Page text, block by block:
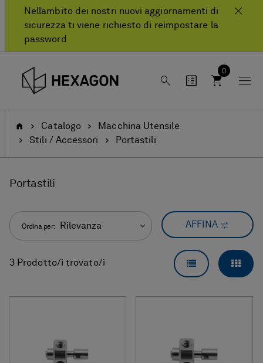
text.skipToContent
text.skipToNavigation
Nellambito dei nostri nuovi aggiornamenti di
sicurezza ti viene richiesto di reimpostare la
password
0
Pagina
iniziale
Catalogo
Macchina Utensile
Stili / Accessori
Portastili
Portastili
Ordina per: Rilevanza AFFINA
3 Prodotto/i trovato/i